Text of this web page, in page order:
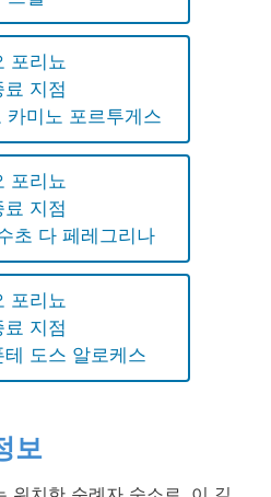
포리뇨
료 지점
카미노 포르투게스
포리뇨
료 지점
초 다 페레그리나
포리뇨
료 지점
테 도스 알로케스
보